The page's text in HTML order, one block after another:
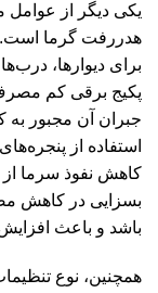
یکی دیگر از
هدررفت گرما است.
برای دیوارها،
پکیج برقی کم
جبران آن مجبور
استفاده از
کاهش نفوذ سرما از
بسزایی در کاهش
باشد و باعث
همچنین، نوع